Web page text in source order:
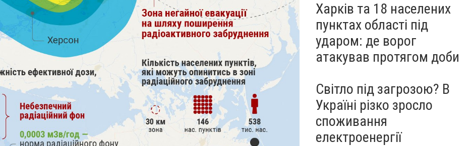
Харків та 18 населених
пунктах області під
ударом: де ворог
атакував протягом доби
Світло під загрозою? В
Україні різко зросло
споживання
електроенергії